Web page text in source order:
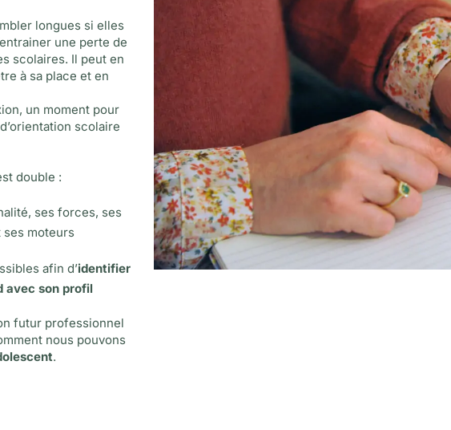
longues si elles
une perte de
scolaires. Il peut en
à sa place et en
un moment pour
scolaire
double :
ses forces, ses
moteurs
afin d’identifier
avec son profil
futur professionnel
nous pouvons
.